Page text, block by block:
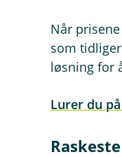
Når
som
løsning for
Lurer du